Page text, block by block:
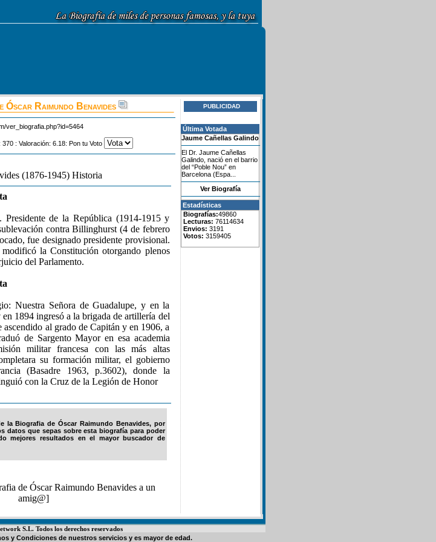
Óscar Raimundo Benavides
ver_biografia.php?id=5464
: Valoración: 6.18: Pon tu Voto
(1876-1945) Historia
de la República (1914-1915 y
contra Billinghurst (4 de febrero
fue designado presidente provisional.
la Constitución otorgando plenos
del Parlamento.
Nuestra Señora de Guadalupe, y en la
1894 ingresó a la brigada de artillería del
al grado de Capitán y en 1906, a
de Sargento Mayor en esa academia
militar francesa con las más altas
su formación militar, el gobierno
(Basadre 1963, p.3602), donde la
con la Cruz de la Legión de Honor
la Biografia de Óscar Raimundo Benavides, por
datos que sepas sobre esta biografía para poder
mejores resultados en el mayor buscador de
de Óscar Raimundo Benavides a un
amig@]
PUBLICIDAD
Última Votada
Jaume Cañellas Galindo
El Dr. Jaume Cañellas
Galindo, nació en el barrio
del “Poble Nou” en
Barcelona (Espa...
Ver Biografía
Estadísticas
Biografías:49860
Lecturas: 76114634
Envios: 3191
Votos: 3159405
S.L. Todos los derechos reservados
y Condiciones de nuestros servicios y es mayor de edad.